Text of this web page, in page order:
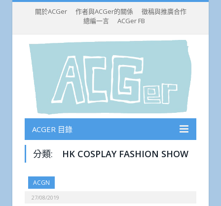
關於ACGer 作者與ACGer的關係
徵稿與推廣合作
總編一言
ACGer FB
ACGER 目錄
分類: HK COSPLAY FASHION SHOW
ACGN
27/08/2019